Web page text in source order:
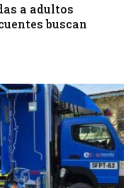
a adultos
buscan